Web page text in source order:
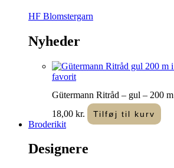
HF Blomstergarn
Nyheder
favorit
Gütermann Ritråd – gul – 200 m
18,00 kr. Tilføj til kurv
Broderikit
Designere